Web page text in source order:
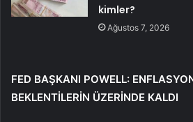
kimler?
Ağustos 7, 2026
FED BAŞKANI POWELL:
BEKLENTİLERİN ÜZERİNDE KALDI